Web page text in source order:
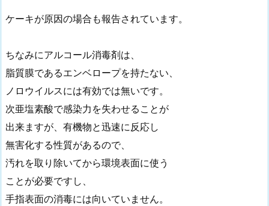
ケーキが原因の場合も報告されています。
ちなみにアルコール消毒剤は、
脂質膜であるエンベロープを持たない、
ノロウイルスには有効では無いです。
次亜塩素酸で感染力を失わせることが
出来ますが、有機物と迅速に反応し
無害化する性質があるので、
汚れを取り除いてから環境表面に使う
ことが必要ですし、
手指表面の消毒には向いていません。